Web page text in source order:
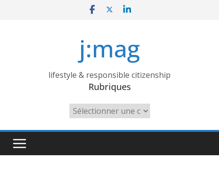
j:mag
lifestyle & responsible citizenship
Rubriques
Rubriques